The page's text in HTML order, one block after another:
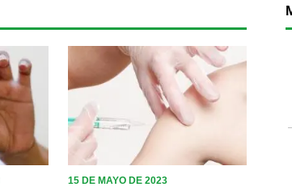
15 DE MAYO DE 2023